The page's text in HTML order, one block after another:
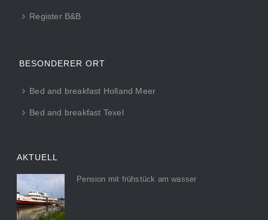
Register B&B
BESONDERER ORT
Bed and breakfast Holland Meer
Bed and breakfast Texel
AKTUELL
Pension mit frühstück am wasser